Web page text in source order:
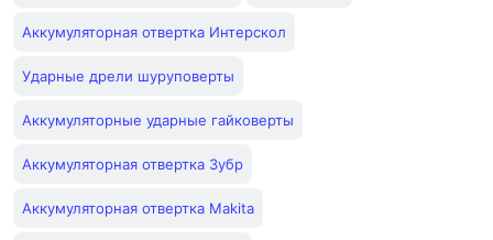
Аккумуляторная отвертка Интерскол
Ударные дрели шуруповерты
Аккумуляторные ударные гайковерты
Аккумуляторная отвертка Зубр
Аккумуляторная отвертка Makita